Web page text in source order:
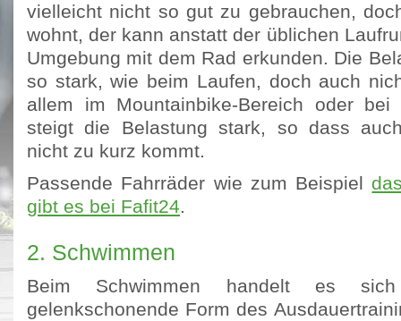
vielleicht nicht so gut zu gebrauchen,
wohnt, der kann anstatt der üblichen
Umgebung mit dem Rad erkunden. Die
so stark, wie beim Laufen, doch auch
allem im Mountainbike-Bereich oder bei
steigt die Belastung stark, so dass
nicht zu kurz kommt.
Passende Fahrräder wie zum Beispiel
gibt es bei Fafit24.
2. Schwimmen
Beim Schwimmen handelt es
gelenkschonende Form des